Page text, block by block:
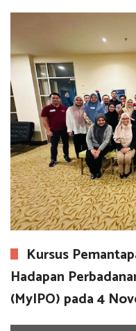
Kursus
Hadapan
(MyIPO) pada 4